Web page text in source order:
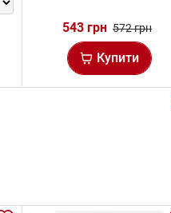
543 грн 572 грн
Купити